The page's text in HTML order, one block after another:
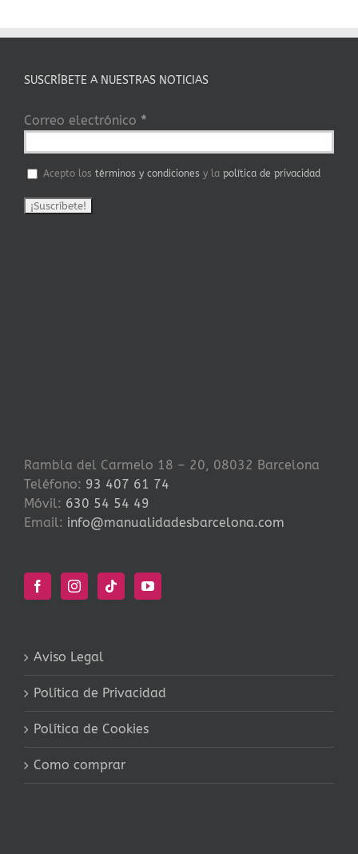
SUSCRÍBETE A NUESTRAS NOTICIAS
Correo electrónico *
Acepto los términos y condiciones y la política de privacidad
Rambla del Carmelo 18 – 20, 08032 Barcelona
Teléfono: 93 407 61 74
Móvil: 630 54 54 49
Email: info@manualidadesbarcelona.com
Aviso Legal
Política de Privacidad
Política de Cookies
Como comprar